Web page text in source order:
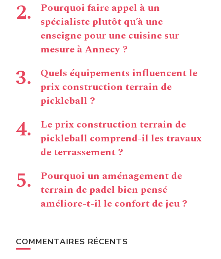
Pourquoi faire appel à un
spécialiste plutôt qu’à une
enseigne pour une cuisine sur
mesure à Annecy ?
Quels équipements influencent le
prix construction terrain de
pickleball ?
Le prix construction terrain de
pickleball comprend-il les travaux
de terrassement ?
Pourquoi un aménagement de
terrain de padel bien pensé
améliore-t-il le confort de jeu ?
COMMENTAIRES RÉCENTS